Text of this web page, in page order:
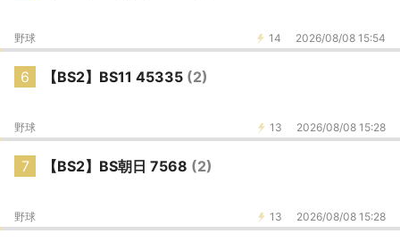
14 2026/08/08 15:54
野球
6 【BS2】BS11 45335 (2)
13 2026/08/08 15:28
野球
7 【BS2】BS朝日 7568 (2)
13 2026/08/08 15:28
野球